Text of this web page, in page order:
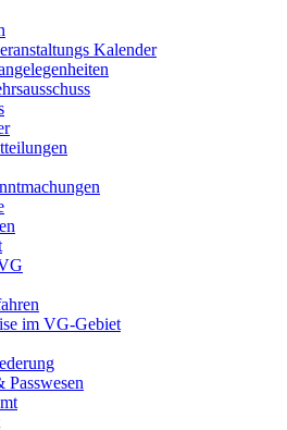
Kalender
im VG-Gebiet
Passwesen